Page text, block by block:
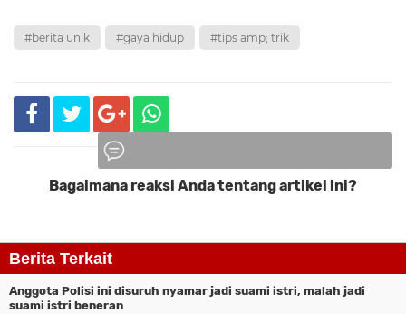
#berita unik #gaya hidup #tips amp; trik
Komentar
Bagaimana reaksi Anda tentang artikel ini?
Berita Terkait
Anggota Polisi ini disuruh nyamar jadi suami istri, malah jadi
suami istri beneran